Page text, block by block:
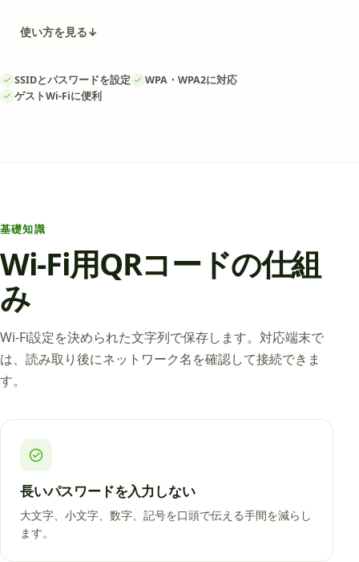
使い方を見る↓
SSIDとパスワードを設定
WPA・WPA2に対応
ゲストWi-Fiに便利
基礎知識
Wi-Fi用QRコードの仕組
み
Wi-Fi設定を決められた文字列で保存します。対応端末で
は、読み取り後にネットワーク名を確認して接続できま
す。
長いパスワードを入力しない
大文字、小文字、数字、記号を口頭で伝える手間を減らし
ます。